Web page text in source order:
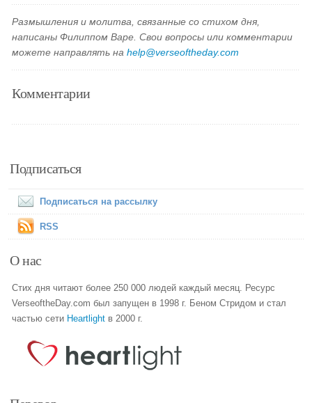
Размышления и молитва, связанные со стихом дня,
написаны Филиппом Варе. Свои вопросы или комментарии
можете направлять наhelp@verseoftheday.com
Комментарии
Подписаться
Подписаться на рассылку
RSS
О нас
Стих дня читают более 250 000 людей каждый месяц. Ресурс
VerseoftheDay.com был запущен в 1998 г. Беном Стридом и стал
частью сети Heartlight в 2000 г.